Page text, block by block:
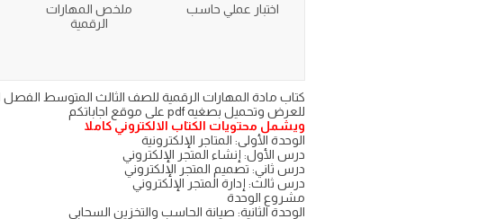
اختبار عملي حاسب
ملخص المهارات
الرقمية
للعرض وتحميل بصغيه pdf على موقع اجاباتكم
ويشمل محتويات الكتاب الالكتروني كاملا
الوحدة الأولى: المتاجر الإلكترونية
درس الأول: إنشاء المتجر الإلكتروني
درس ثاني: تصميم المتجر الإلكتروني
درس ثالث: إدارة المتجر الإلكتروني
مشروع الوحدة
الوحدة الثانية: صيانة الحاسب والتخزين السحابي